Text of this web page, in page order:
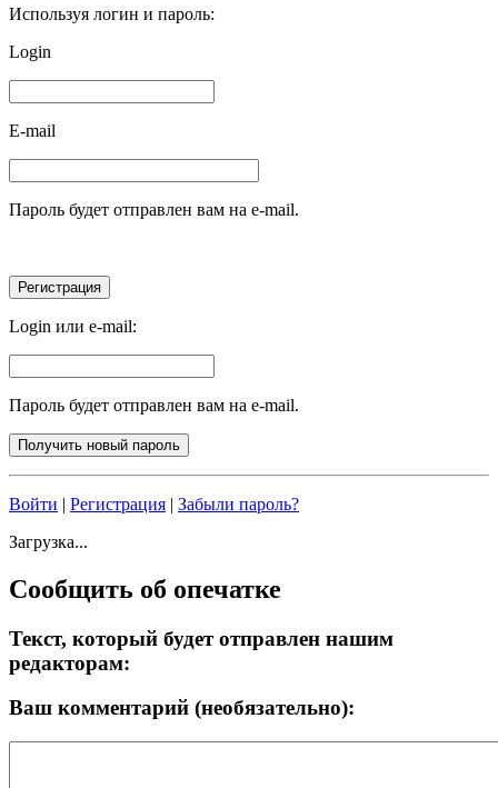
Используя логин и пароль:
Login
E-mail
Пароль будет отправлен вам на e-mail.
Login или e-mail:
Пароль будет отправлен вам на e-mail.
Войти | Регистрация | Забыли пароль?
Загрузка...
Сообщить об опечатке
Текст, который будет отправлен нашим
редакторам:
Ваш комментарий (необязательно):